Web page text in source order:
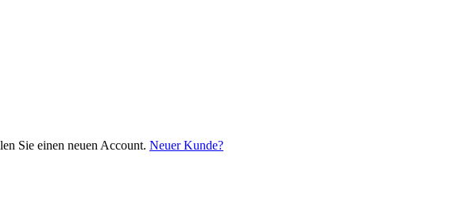
Sie einen neuen Account. Neuer Kunde?